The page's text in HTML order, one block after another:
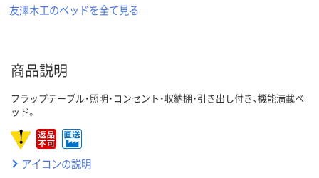
友澤木工のベッドを全て見る
商品説明
フラップテーブル・照明・コンセント・収納棚・引き出し付き、機能満載ベ
ッド。
アイコンの説明